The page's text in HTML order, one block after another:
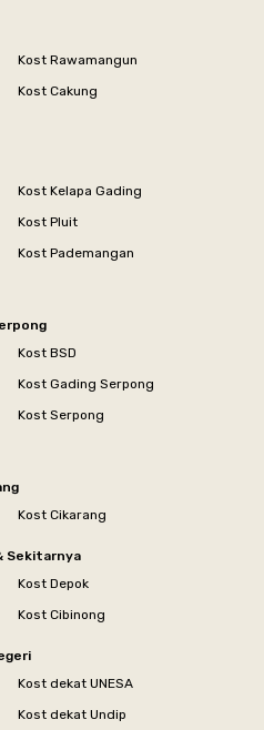
Kost Rawamangun
Kost Cakung
Kost Kelapa Gading
Kost Pluit
Kost Pademangan
Kost BSD
Kost Gading Serpong
Kost Serpong
Kost Cikarang
Sekitarnya
Kost Depok
Kost Cibinong
Kost dekat UNESA
Kost dekat Undip